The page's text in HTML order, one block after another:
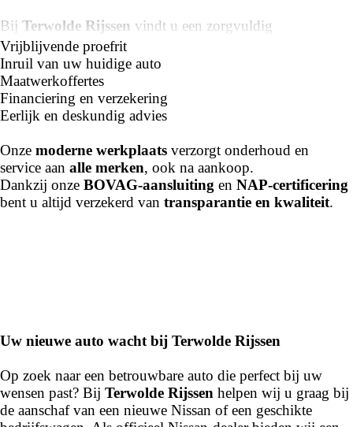
Bij Terwolde Rijssen vindt u een zorgvuldig
samengesteld aanbod van
bedrijfswagens van alle merken
Of u nu zoekt naar een compacte stadsauto, een ruime
gezinswagen of een elektrische occasion – wij helpen u
graag bij het maken van de juiste keuze.
----
Meer weten of een proefrit plannen?
📍 Bezoek onze showroom inRijssen
----
Waarom kiezen voor Terwolde Rijssen?
✅ Breed aanbod occasions van álle merken
✅ Streng geselecteerde, betrouwbare auto’s
Vrijblijvende proefrit
Inruil van uw huidige auto
Maatwerkoffertes
Financiering en verzekering
Eerlijk en deskundig advies
Onze moderne werkplaats verzorgt onderhoud en
service aan alle merken, ook na aankoop.
Dankzij onze BOVAG-aansluiting en NAP-certificering
bent u altijd verzekerd van transparantie en kwaliteit.
Uw nieuwe auto wacht bij Terwolde Rijssen
Op zoek naar een betrouwbare auto die perfect bij uw
wensen past? Bij Terwolde Rijssen helpen wij u graag bij
de aanschaf van een nieuwe Nissan of een geschikte